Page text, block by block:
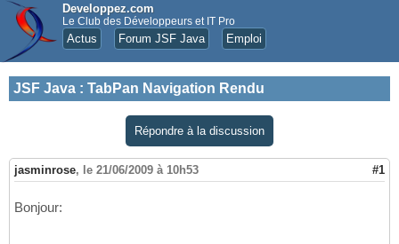
Developpez.com
Le Club des Développeurs et IT Pro
Actus Forum JSF Java Emploi
JSF Java : TabPan Navigation Rendu
Répondre à la discussion
jasminrose, le 21/06/2009 à 10h53 #1
Bonjour: